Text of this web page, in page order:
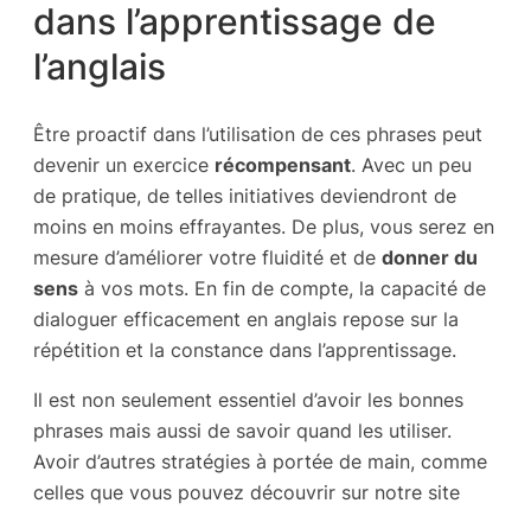
dans l’apprentissage de
l’anglais
Être proactif dans l’utilisation de ces phrases peut
devenir un exercice récompensant. Avec un peu
de pratique, de telles initiatives deviendront de
moins en moins effrayantes. De plus, vous serez en
mesure d’améliorer votre fluidité et de donner du
sens à vos mots. En fin de compte, la capacité de
dialoguer efficacement en anglais repose sur la
répétition et la constance dans l’apprentissage.
Il est non seulement essentiel d’avoir les bonnes
phrases mais aussi de savoir quand les utiliser.
Avoir d’autres stratégies à portée de main, comme
celles que vous pouvez découvrir sur notre site